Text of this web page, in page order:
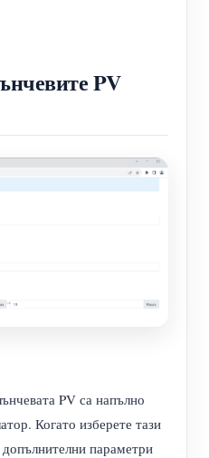
PV
PV са напълно
Когато изберете тази
параметри